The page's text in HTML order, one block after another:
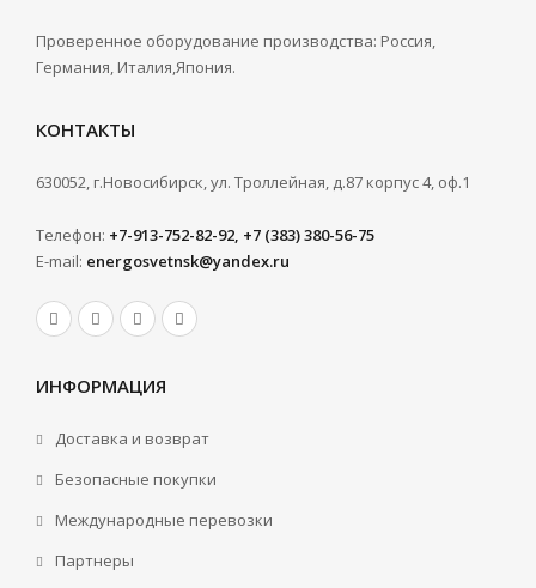
Проверенное оборудование производства: Россия,
Германия, Италия,Япония.
КОНТАКТЫ
630052, г.Новосибирск, ул. Троллейная, д.87 корпус 4, оф.1
Телефон: +7-913-752-82-92, +7 (383) 380-56-75
E-mail: energosvetnsk@yandex.ru
ИНФОРМАЦИЯ
Доставка и возврат
Безопасные покупки
Международные перевозки
Партнеры